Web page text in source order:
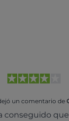
un comentario de
conseguido